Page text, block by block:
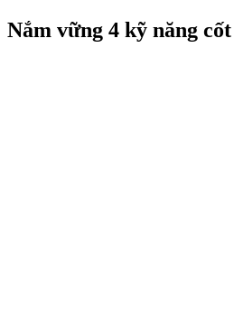
Nắm vững 4 kỹ năng